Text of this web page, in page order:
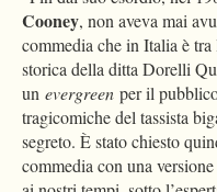
Cooney, non aveva mai
commedia che in Italia è tra
storica della ditta Dorelli
un evergreen per il
tragicomiche del tassista
segreto. È stato chiesto
commedia con una